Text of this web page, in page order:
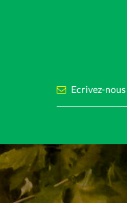
Ecrivez-nous